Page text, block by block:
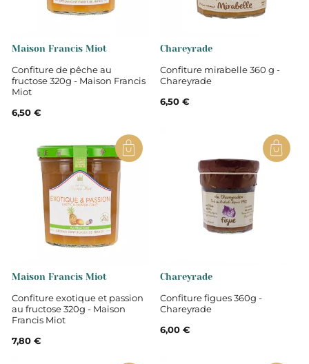
Maison Francis Miot
Confiture de pêche au
fructose 320g - Maison Francis
Miot
6,50 €
Chareyrade
Confiture mirabelle 360 g -
Chareyrade
6,50 €
Maison Francis Miot
Confiture exotique et passion
au fructose 320g - Maison
Francis Miot
7,80 €
Chareyrade
Confiture figues 360g -
Chareyrade
6,00 €